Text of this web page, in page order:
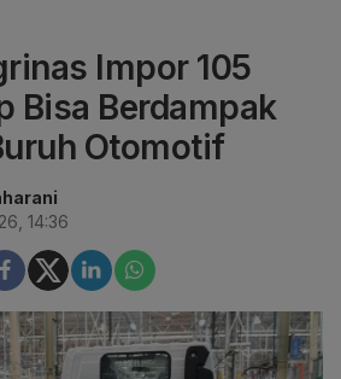
Impor 105
Bisa Berdampak
Otomotif
14:36